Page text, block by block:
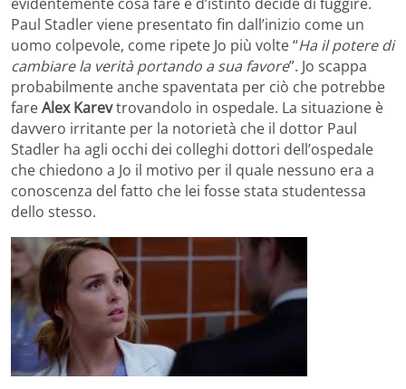
Paul Stadler viene presentato fin dall’inizio come un
uomo colpevole, come ripete Jo più volte “Ha il potere di
cambiare la verità portando a sua favore”. Jo scappa
probabilmente anche spaventata per ciò che potrebbe
fareAlex Karevtrovandolo in ospedale. La situazione è
davvero irritante per la notorietà che il dottor Paul
Stadler ha agli occhi dei colleghi dottori dell’ospedale
che chiedono a Jo il motivo per il quale nessuno era a
conoscenza del fatto che lei fosse stata studentessa
dello stesso.